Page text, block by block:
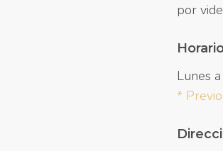
por
Lunes
*